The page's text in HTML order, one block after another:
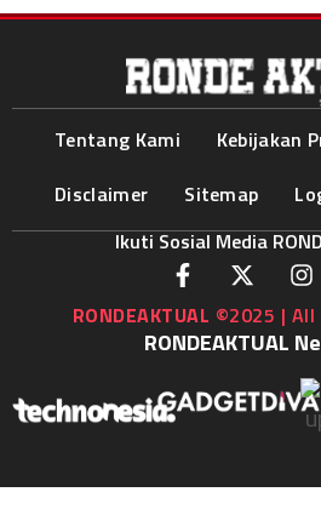
Tentang Kami
Kebijakan
Disclaimer
Sitemap
Ikuti Sosial Media
RONDEAKTUAL ©2025 | All
RONDEAKTUAL